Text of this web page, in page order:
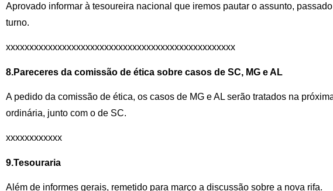
Aprovado informar à tesoureira nacional que iremos pautar o assunto,
turno.
xxxxxxxxxxxxxxxxxxxxxxxxxxxxxxxxxxxxxxxxxxxxxxxxx
8.Pareceres da comissão de ética sobre casos de SC, MG e AL
A pedido da comissão de ética, os casos de MG e AL serão tratados na
ordinária, junto com o de SC.
xxxxxxxxxxxx
9.Tesouraria
Além de informes gerais, remetido para março a discussão sobre a nova rifa.